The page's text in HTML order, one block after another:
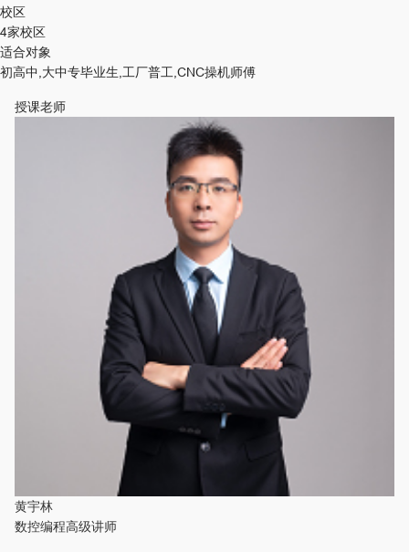
校区
4家校区
适合对象
初高中,大中专毕业生,工厂普工,CNC操机师傅
授课老师
黄宇林
数控编程高级讲师